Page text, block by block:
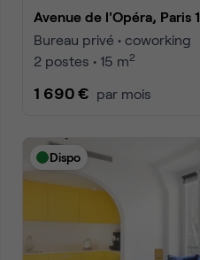
Avenue de l'Opéra, Paris 1
Bureau privé • coworking
2 postes • 15 m2
1 690 € par mois
Dispo